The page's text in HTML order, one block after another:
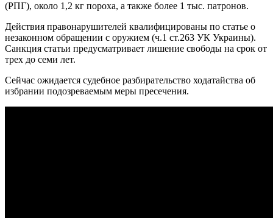
(РПГ), около 1,2 кг пороха, а также более 1 тыс. патронов.
Действия правонарушителей квалифицированы по статье о
незаконном обращении с оружием (ч.1 ст.263 УК Украины).
Санкция статьи предусматривает лишение свободы на срок от
трех до семи лет.
Сейчас ожидается судебное разбирательство ходатайства об
избрании подозреваемым меры пресечения.